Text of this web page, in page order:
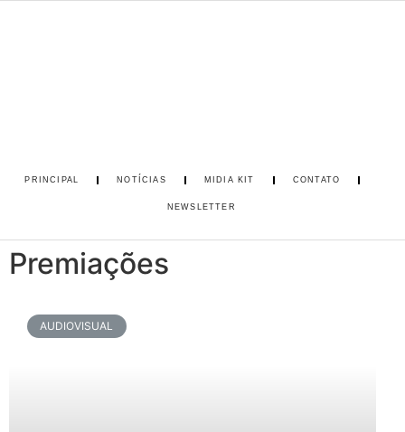
PRINCIPAL NOTÍCIAS MIDIA KIT CONTATO
NEWSLETTER
Premiações
AUDIOVISUAL